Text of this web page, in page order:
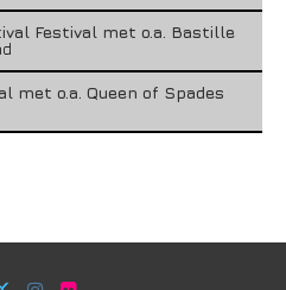
Festival met o.a. Bastille
met o.a. Queen of Spades